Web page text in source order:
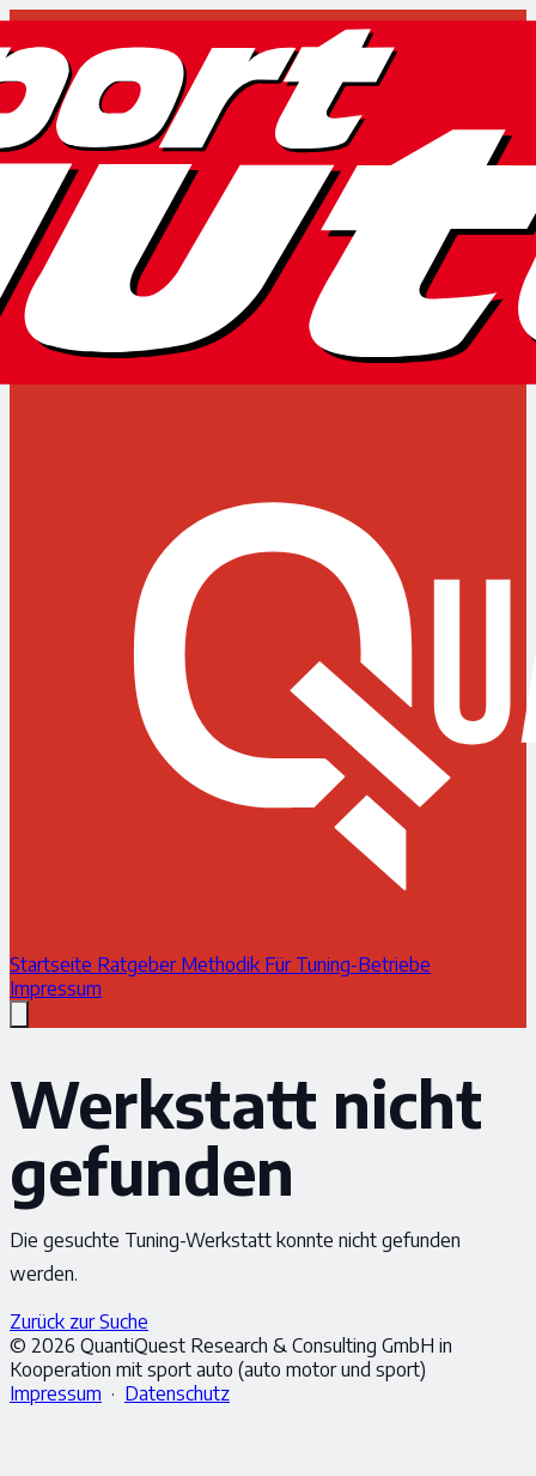
Startseite Ratgeber Methodik Für Tuning-Betriebe
Impressum
Werkstatt nicht
gefunden
Die gesuchte Tuning-Werkstatt konnte nicht gefunden
werden.
Zurück zur Suche
© 2026 QuantiQuest Research & Consulting GmbH in
Kooperation mit sport auto (auto motor und sport)
Impressum · Datenschutz